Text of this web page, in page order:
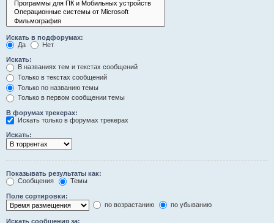
Искать в подфорумах:
Да
Нет
Искать:
В названиях тем и текстах сообщений
Только в текстах сообщений
Только по названию темы
Только в первом сообщении темы
В форумах трекерах:
Искать только в форумах трекерах
Искать:
Показывать результаты как:
Сообщения
Темы
Поле сортировки:
по возрастанию
по убыванию
Искать сообщения за: